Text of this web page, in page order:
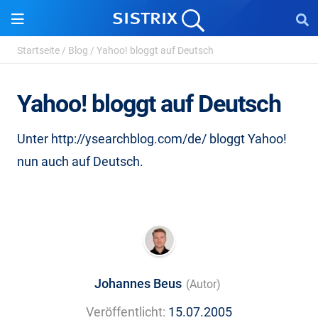
Startseite / Blog / Yahoo! bloggt auf Deutsch
Yahoo! bloggt auf Deutsch
Unter http://ysearchblog.com/de/ bloggt Yahoo!
nun auch auf Deutsch.
Johannes Beus (Autor)
Veröffentlicht: 15.07.2005